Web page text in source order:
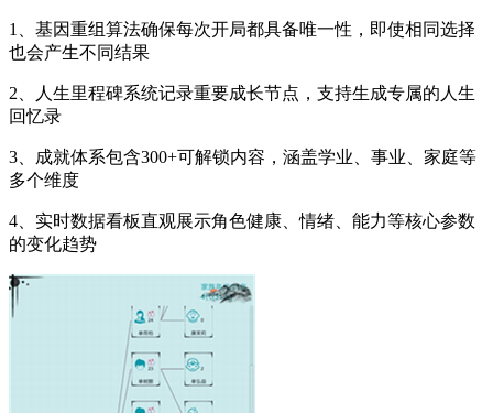
1、基因重组算法确保每次开局都具备唯一性，即使相同选择
也会产生不同结果
2、人生里程碑系统记录重要成长节点，支持生成专属的人生
回忆录
3、成就体系包含300+可解锁内容，涵盖学业、事业、家庭等
多个维度
4、实时数据看板直观展示角色健康、情绪、能力等核心参数
的变化趋势